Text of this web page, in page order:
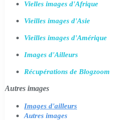
Vielles images d'Afrique
Vieilles images d'Asie
Vieilles images d'Amérique
Images d'Ailleurs
Récupérations de Blogzoom
Autres images
Images d'ailleurs
Autres images